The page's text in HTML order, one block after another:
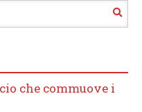
che commuove i